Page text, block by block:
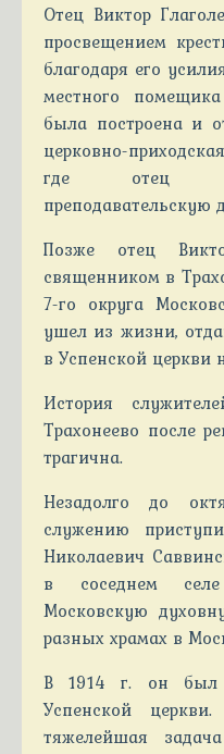
Отец Виктор
просвещением
благодаря его
местного
была построена и
церковно-
где отец
преподавательскую
Позже отец
священником в
7-го округа
ушел из жизни,
в Успенской церкви
История
Трахонеево после
трагична.
Незадолго до
служению
Николаевич
в соседнем
Московскую
разных храмах в
В 1914 г. он был
Успенской
тяжелейшая